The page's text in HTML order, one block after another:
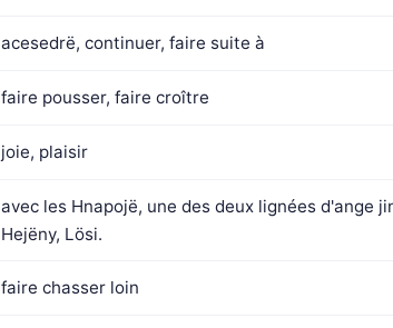
acesedrë, continuer, faire suite à
faire pousser, faire croître
joie, plaisir
avec les Hnapojë, une des deux lignées d'ange
Hejëny, Lösi.
faire chasser loin